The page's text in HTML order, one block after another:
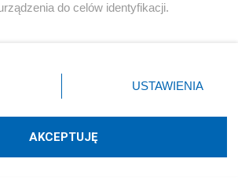
do celów identyfikacji.
przycisk ustawień prywatności
dolnym rogu strony
danych nie wymagają zgody
prawo sprzeciwić się takiemu
USTAWIENIA
AKCEPTUJĘ